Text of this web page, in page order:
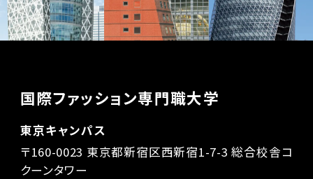
国際ファッション専門職大学
東京キャンパス
〒160-0023 東京都新宿区西新宿1-7-3 総合校舎コ
クーンタワー